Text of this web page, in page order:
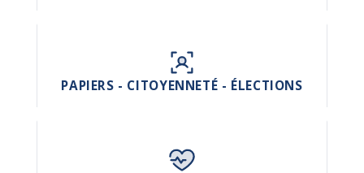
PAPIERS - CITOYENNETÉ - ÉLECTIONS